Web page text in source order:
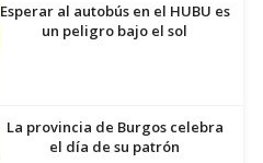
Esperar al autobús en el HUBU es
un peligro bajo el sol
La provincia de Burgos celebra
el día de su patrón